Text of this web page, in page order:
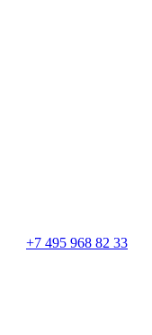
+7 495 968 82 33